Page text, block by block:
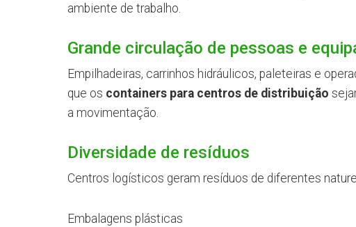
ambiente de trabalho.
Grande circulação de pessoas e
Empilhadeiras, carrinhos hidráulicos, paleteiras e
que os containers para centros de distribuição
a movimentação.
Diversidade de resíduos
Centros logísticos geram resíduos de diferentes
Embalagens plásticas